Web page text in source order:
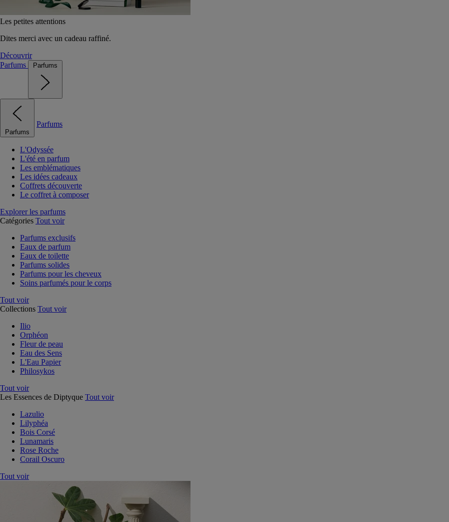
Les petites attentions
Dites merci avec un cadeau raffiné.
Découvrir
Parfums
Parfums
Parfums
Parfums
L'Odyssée
L'été en parfum
Les emblématiques
Les idées cadeaux
Coffrets découverte
Le coffret à composer
Explorer les parfums
Catégories Tout voir
Parfums exclusifs
Eaux de parfum
Eaux de toilette
Parfums solides
Parfums pour les cheveux
Soins parfumés pour le corps
Tout voir
Collections Tout voir
Ilio
Orphéon
Fleur de peau
Eau des Sens
L'Eau Papier
Philosykos
Tout voir
Les Essences de Diptyque Tout voir
Lazulio
Lilyphéa
Bois Corsé
Lunamaris
Rose Roche
Corail Oscuro
Tout voir